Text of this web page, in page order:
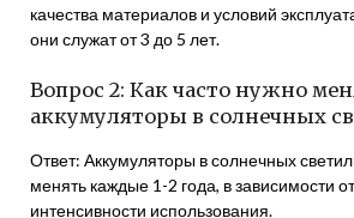
качества материалов и условий
они служат от 3 до 5 лет.
Вопрос 2: Как часто нужно
аккумуляторы в солнечных
Ответ: Аккумуляторы в солнечных
менять каждые 1-2 года, в зависимости
интенсивности использования.